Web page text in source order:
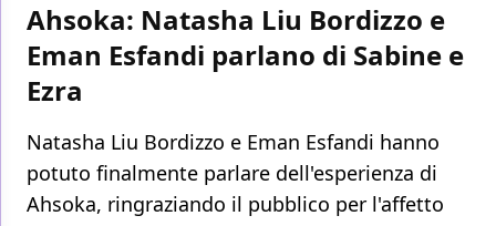
Ahsoka: Natasha Liu Bordizzo e
Eman Esfandi parlano di Sabine e
Ezra
Natasha Liu Bordizzo e Eman Esfandi hanno
potuto finalmente parlare dell'esperienza di
Ahsoka, ringraziando il pubblico per l'affetto